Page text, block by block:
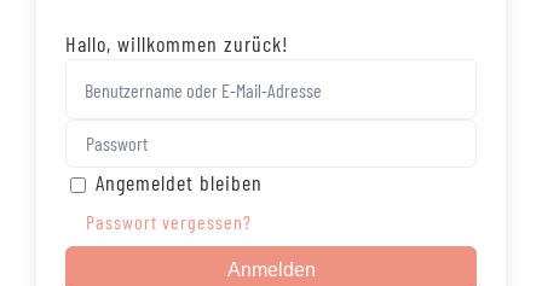
Hallo, willkommen zurück!
Angemeldet bleiben
Passwort vergessen?
Anmelden